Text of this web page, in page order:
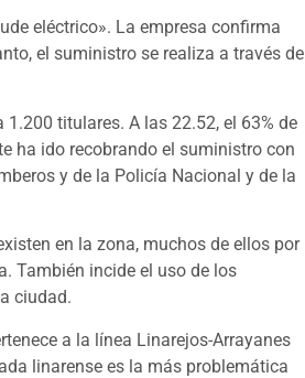
eléctrico». La empresa confirma
el suministro se realiza a través de
titulares. A las 22.52, el 63% de
ha ido recobrando el suministro con
y de la Policía Nacional y de la
en la zona, muchos de ellos por
También incide el uso de los
ciudad.
a la línea Linarejos-Arrayanes
linarense es la más problemática